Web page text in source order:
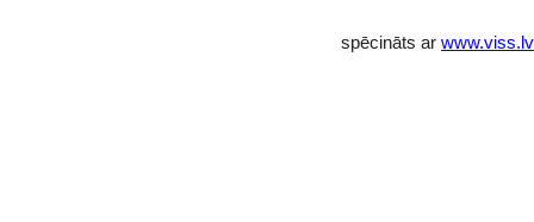
spēcināts ar www.viss.lv